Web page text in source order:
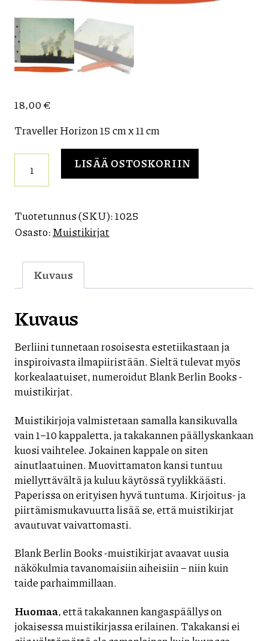
18,00€
Traveller Horizon 15 cm x 11 cm
Blank
Berlin
Books
muistikirja
Kraftwerk
Jänschwalde
LISÄÄ OSTOSKORIIN
Tuotetunnus (SKU):1025
Osasto:Muistikirjat
Kuvaus
Kuvaus
Berliini tunnetaan rosoisesta estetiikastaan ja
inspiroivasta ilmapiiristään. Sieltä tulevat myös
korkealaatuiset, numeroidut Blank Berlin Books -
muistikirjat.
Muistikirjoja valmistetaan samalla kansikuvalla
vain 1–10 kappaletta, ja takakannen päällyskankaan
kuosi vaihtelee. Jokainen kappale on siten
ainutlaatuinen. Muovittamaton kansi tuntuu
miellyttävältä ja kuluu käytössä tyylikkäästi.
Paperissa on erityisen hyvä tuntuma. Kirjoitus- ja
piirtämismukavuutta lisää se, että muistikirjat
avautuvat vaivattomasti.
Blank Berlin Books -muistikirjat avaavat uusia
näkökulmia tavanomaisiin aiheisiin – niin kuin
taide parhaimmillaan.
Huomaa, että takakannen kangaspäällys on
jokaisessa muistikirjassa erilainen. Takakansi ei